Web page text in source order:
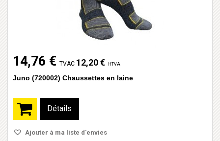
14,76 € TVAC 12,20 € HTVA
Juno (720002) Chaussettes en laine
Détails
Ajouter à ma liste d'envies